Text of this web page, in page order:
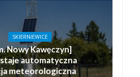
SKIERNIEWICE
Nowy Kawęczyn]
automatyczna
meteorologiczna